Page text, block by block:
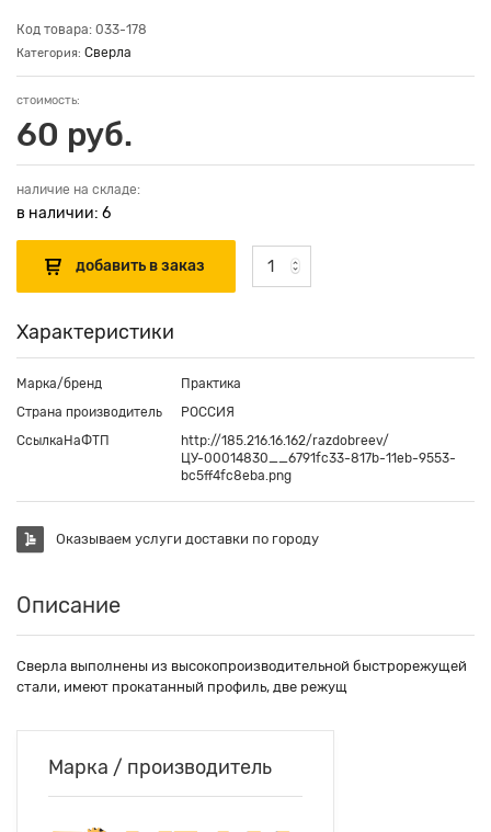
Код товара: 033-178
Категория: Сверла
стоимость:
60 руб.
наличие на складе:
в наличии: 6
Характеристики
Марка/бренд
Практика
Страна производитель
РОССИЯ
СсылкаНаФТП
http://185.216.16.162/razdobreev/
ЦУ-00014830__6791fc33-817b-11eb-9553-
bc5ff4fc8eba.png
Оказываем услуги доставки по городу
Описание
Сверла выполнены из высокопроизводительной быстрорежущей
стали, имеют прокатанный профиль, две режущ
Марка / производитель